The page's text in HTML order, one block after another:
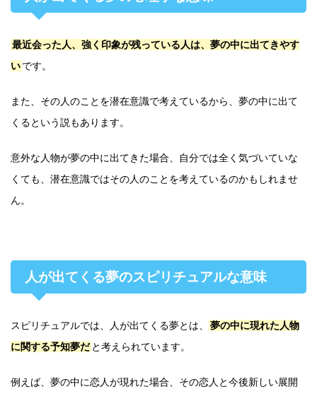
最近会った人、強く印象が残っている人は、夢の中に出てきやす
いです。
また、その人のことを潜在意識で考えているから、夢の中に出て
くるという説もあります。
意外な人物が夢の中に出てきた場合、自分では全く気づいていな
くても、潜在意識ではその人のことを考えているのかもしれませ
ん。
人が出てくる夢のスピリチュアルな意味
スピリチュアルでは、人が出てくる夢とは、
夢の中に現れた人物
に関する予知夢だ と考えられています。
例えば、夢の中に恋人が現れた場合、その恋人と今後新しい展開